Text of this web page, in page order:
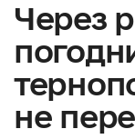
Через
не